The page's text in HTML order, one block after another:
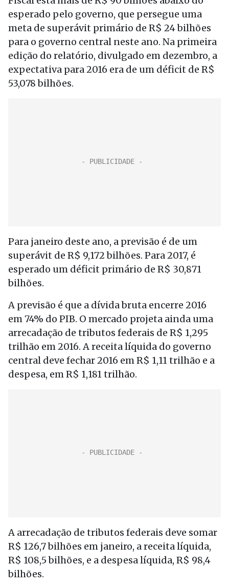
esperado pelo governo, que persegue uma
meta de superávit primário de R$ 24 bilhões
para o governo central neste ano. Na primeira
edição do relatório, divulgado em dezembro, a
expectativa para 2016 era de um déficit de R$
53,078 bilhões.
Para janeiro deste ano, a previsão é de um
superávit de R$ 9,172 bilhões. Para 2017, é
esperado um déficit primário de R$ 30,871
bilhões.
A previsão é que a dívida bruta encerre 2016
em 74% do PIB. O mercado projeta ainda uma
arrecadação de tributos federais de R$ 1,295
trilhão em 2016. A receita líquida do governo
central deve fechar 2016 em R$ 1,11 trilhão e a
despesa, em R$ 1,181 trilhão.
A arrecadação de tributos federais deve somar
R$ 126,7 bilhões em janeiro, a receita líquida,
R$ 108,5 bilhões, e a despesa líquida, R$ 98,4
bilhões.